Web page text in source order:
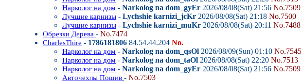
Нарколог на дом - Narkolog na dom_gyEr 2026/08/08(Sat) 21:56 No.7509
Лучшие карнизы - Lychshie karnizi_jcKr 2026/08/08(Sat) 21:18 No.7500
Лучшие карнизы - Lychshie karnizi_muKr 2026/08/08(Sat) 20:11 No.7488
Обрезки Дерева - No.7474
CharlesThire - 1786181806 84.54.44.204 No.
Нарколог на дом - Narkolog na dom_qsOl 2026/08/09(Sun) 01:10 No.7545
Нарколог на дом - Narkolog na dom_taOl 2026/08/08(Sat) 22:20 No.7513
Нарколог на дом - Narkolog na dom_gyEr 2026/08/08(Sat) 21:56 No.7509
Авточехлы Пошив - No.7503